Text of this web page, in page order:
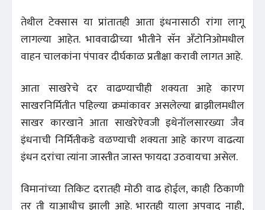
तेथील टेक्सास या प्रांतातही आता इंधनासाठी रांगा लागू
लागल्या आहेत. भाववाढीच्या भीतीने सॅन अँटोनिओमधील
वाहन चालकांना पंपावर दीर्घकाळ प्रतीक्षा करावी लागत आहे.
आता साखरेचे दर वाढण्याचीही शक्यता आहे कारण
साखरनिर्मितीत पहिल्या क्रमांकावर असलेल्या ब्राझीलमधील
साखर कारखाने आता साखरेऐवजी इथेनॉलसारख्या जैव
इंधनाची निर्मितीकडे वळण्याची शक्यता आहे कारण वाढत्या
इंधन दरांचा त्यांना जास्तीत जास्त फायदा उठवायचा असेल.
विमानांच्या तिकिट दरातही मोठी वाढ होईल, काही ठिकाणी
तर ती याआधीच झाली आहे. भारतही याला अपवाद नाही,